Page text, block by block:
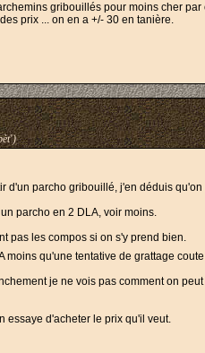
gribouillés pour moins cher
prix ... on en a +/- 30 en tanière.
d'un parcho gribouillé, j'en déduis
parcho en 2 DLA, voir moins.
pas les compos si on s'y prend bien.
moins qu'une tentative de grattage
je ne vois pas comment on
essaye d'acheter le prix qu'il veut.